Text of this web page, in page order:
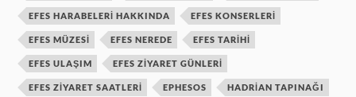
EFES HARABELERI HAKKINDA EFES KONSERLERI
EFES MÜZESI EFES NEREDE EFES TARIHI
EFES ULAŞIM EFES ZIYARET GÜNLERI
EFES ZIYARET SAATLERI EPHESOS HADRIAN TAPINAĞI